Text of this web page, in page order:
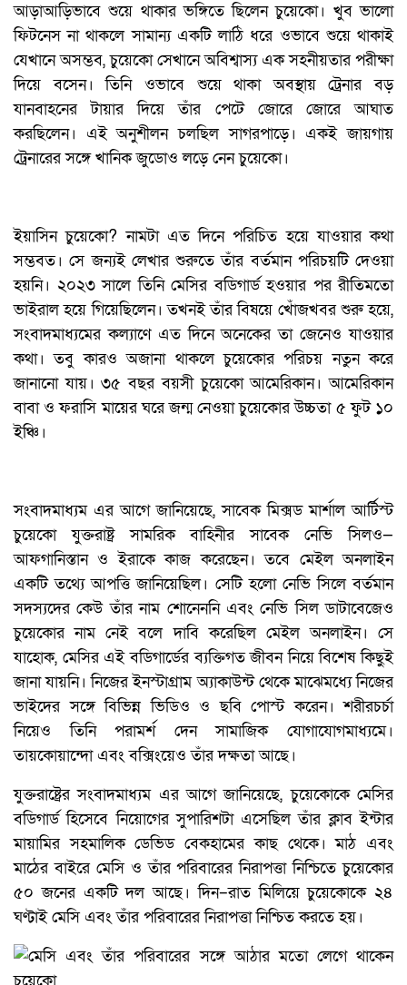
আড়াআড়িভাবে শুয়ে থাকার ভঙ্গিতে ছিলেন চুয়েকো। খুব ভালো
ফিটনেস না থাকলে সামান্য একটি লাঠি ধরে ওভাবে শুয়ে থাকাই
যেখানে অসম্ভব, চুয়েকো সেখানে অবিশ্বাস্য এক সহনীয়তার পরীক্ষা
দিয়ে বসেন। তিনি ওভাবে শুয়ে থাকা অবস্থায় ট্রেনার বড়
যানবাহনের টায়ার দিয়ে তাঁর পেটে জোরে জোরে আঘাত
করছিলেন। এই অনুশীলন চলছিল সাগরপাড়ে। একই জায়গায়
ট্রেনারের সঙ্গে খানিক জুডোও লড়ে নেন চুয়েকো।
ইয়াসিন চুয়েকো? নামটা এত দিনে পরিচিত হয়ে যাওয়ার কথা
সম্ভবত। সে জন্যই লেখার শুরুতে তাঁর বর্তমান পরিচয়টি দেওয়া
হয়নি। ২০২৩ সালে তিনি মেসির বডিগার্ড হওয়ার পর রীতিমতো
ভাইরাল হয়ে গিয়েছিলেন। তখনই তাঁর বিষয়ে খোঁজখবর শুরু হয়ে,
সংবাদমাধ্যমের কল্যাণে এত দিনে অনেকের তা জেনেও যাওয়ার
কথা। তবু কারও অজানা থাকলে চুয়েকোর পরিচয় নতুন করে
জানানো যায়। ৩৫ বছর বয়সী চুয়েকো আমেরিকান। আমেরিকান
বাবা ও ফরাসি মায়ের ঘরে জন্ম নেওয়া চুয়েকোর উচ্চতা ৫ ফুট ১০
ইঞ্চি।
সংবাদমাধ্যম এর আগে জানিয়েছে, সাবেক মিক্সড মার্শাল আর্টিস্ট
চুয়েকো যুক্তরাষ্ট্র সামরিক বাহিনীর সাবেক নেভি সিলও—
আফগানিস্তান ও ইরাকে কাজ করেছেন। তবে মেইল অনলাইন
একটি তথ্যে আপত্তি জানিয়েছিল। সেটি হলো নেভি সিলে বর্তমান
সদস্যদের কেউ তাঁর নাম শোনেননি এবং নেভি সিল ডাটাবেজেও
চুয়েকোর নাম নেই বলে দাবি করেছিল মেইল অনলাইন। সে
যাহোক, মেসির এই বডিগার্ডের ব্যক্তিগত জীবন নিয়ে বিশেষ কিছুই
জানা যায়নি। নিজের ইনস্টাগ্রাম অ্যাকাউন্ট থেকে মাঝেমধ্যে নিজের
ভাইদের সঙ্গে বিভিন্ন ভিডিও ও ছবি পোস্ট করেন। শরীরচর্চা
নিয়েও তিনি পরামর্শ দেন সামাজিক যোগাযোগমাধ্যমে।
তায়কোয়ান্দো এবং বক্সিংয়েও তাঁর দক্ষতা আছে।
যুক্তরাষ্ট্রের সংবাদমাধ্যম এর আগে জানিয়েছে, চুয়েকোকে মেসির
বডিগার্ড হিসেবে নিয়োগের সুপারিশটা এসেছিল তাঁর ক্লাব ইন্টার
মায়ামির সহমালিক ডেভিড বেকহামের কাছ থেকে। মাঠ এবং
মাঠের বাইরে মেসি ও তাঁর পরিবারের নিরাপত্তা নিশ্চিতে চুয়েকোর
৫০ জনের একটি দল আছে। দিন–রাত মিলিয়ে চুয়েকোকে ২৪
ঘণ্টাই মেসি এবং তাঁর পরিবারের নিরাপত্তা নিশ্চিত করতে হয়।